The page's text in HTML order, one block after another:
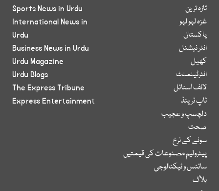
تازہ ترین
غزہ لہو لہو
پاکستان
انٹر نیشنل
کھیل
انٹرٹینمنٹ
لائف اسٹائل
ٹاپ ٹرینڈ
دلچسپ و عجیب
صحت
سونے کے نرخ
پیٹرولیم مصنوعات کی قیمتیں
سائنس و ٹیکنالوجی
بلاگ
Sports News in Urdu
International News in
Urdu
Business News in Urdu
Urdu Magazine
Urdu Blogs
The Express Tribune
Express Entertainment